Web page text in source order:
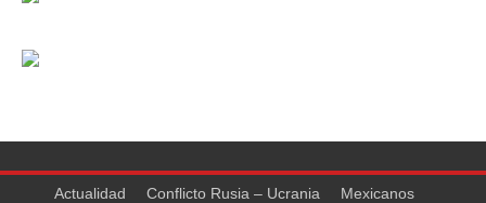
Actualidad Conflicto Rusia – Ucrania
Mexicanos